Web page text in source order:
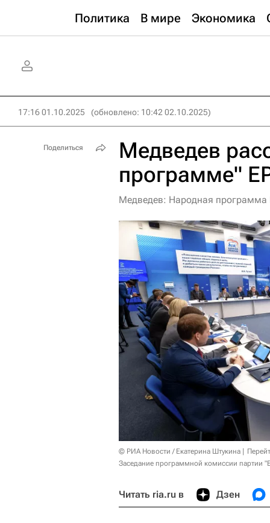
Политика В мире Экономика
17:16 01.10.2025 (обновлено: 10:42 02.10.2025)
Медведев
программе"
Медведев: Народная
© РИА Новости / Екатерина Штукина
Заседание программной комиссии партии
Читать ria.ru в Дзен
Поделиться